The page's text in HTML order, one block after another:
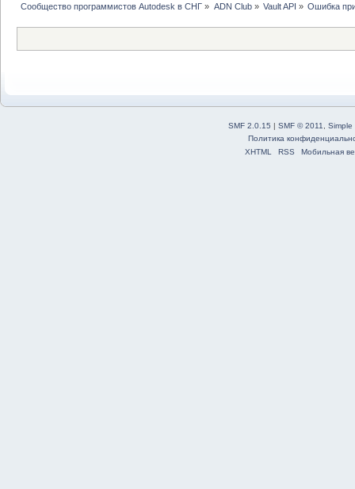
Сообщество программистов Autodesk в СНГ » ADN Club» Vault API » Ошибка
SMF 2.0.15 | SMF © 2011
Simple
Политика
XHTML
RSS Мобильная